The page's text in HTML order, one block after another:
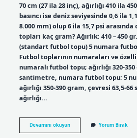
70 cm (27 ila 28 inç), ağırlığı 410 ila
basıncı ise deniz seviyesinde 0,6 ila
8.000 mm) olup 6 ila 15,7 psi arasında
topları kaç gram? Ağırlık: 410 – 450
(standart futbol topu) 5 numara
Futbol toplarının numaraları ve
numaralı futbol topu; ağırlığı 320-
santimetre, numara futbol topu; 5
ağırlığı 350-390 gram, çevresi 63,5-
ağırlığı…
Devamını okuyun1
Top
Yorum Bırak